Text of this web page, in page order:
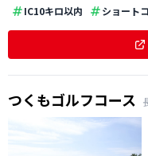
IC10キロ以内 ショート
つくもゴルフコース